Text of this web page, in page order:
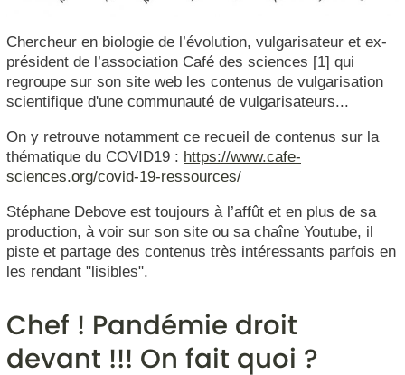
Chercheur en biologie de l’évolution, vulgarisateur et ex-
président de l’association Café des sciences [1] qui
regroupe sur son site web les contenus de vulgarisation
scientifique d'une communauté de vulgarisateurs...
On y retrouve notamment ce recueil de contenus sur la
thématique du COVID19 : https://www.cafe-
sciences.org/covid-19-ressources/
Stéphane Debove est toujours à l’affût et en plus de sa
production, à voir sur son site ou sa chaîne Youtube, il
piste et partage des contenus très intéressants parfois en
les rendant "lisibles".
Chef ! Pandémie droit
devant !!! On fait quoi ?